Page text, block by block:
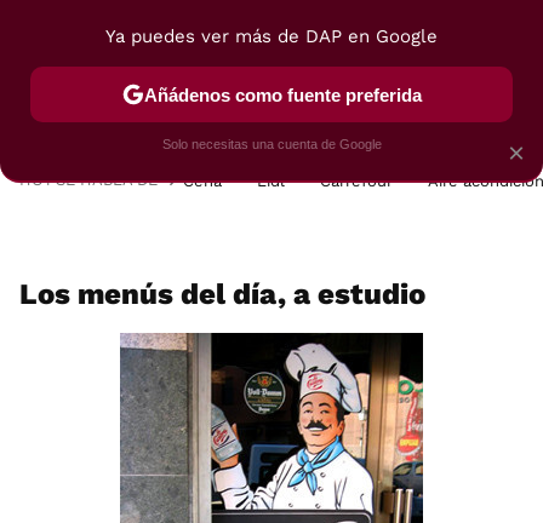
POSTRES VIAJES SELECCIÓN VEGUI
HOY SE HABLA DE Cena Lidl Carrefour Aire
Los menús del día, a estudio
×
Ya puedes ver más de DAP en Google
Añádenos como fuente preferida
Solo necesitas una cuenta de Google